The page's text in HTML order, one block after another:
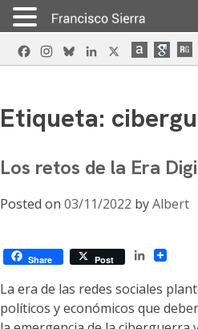
Skip
to
FacebookInstagram
BlueskyLinkedIn
Etiqueta:
Los retos de la Era
Posted on 03/11/2022 byAlbert
Share Post
LinkedIn
La era de las redes sociales
políticos y económicos que